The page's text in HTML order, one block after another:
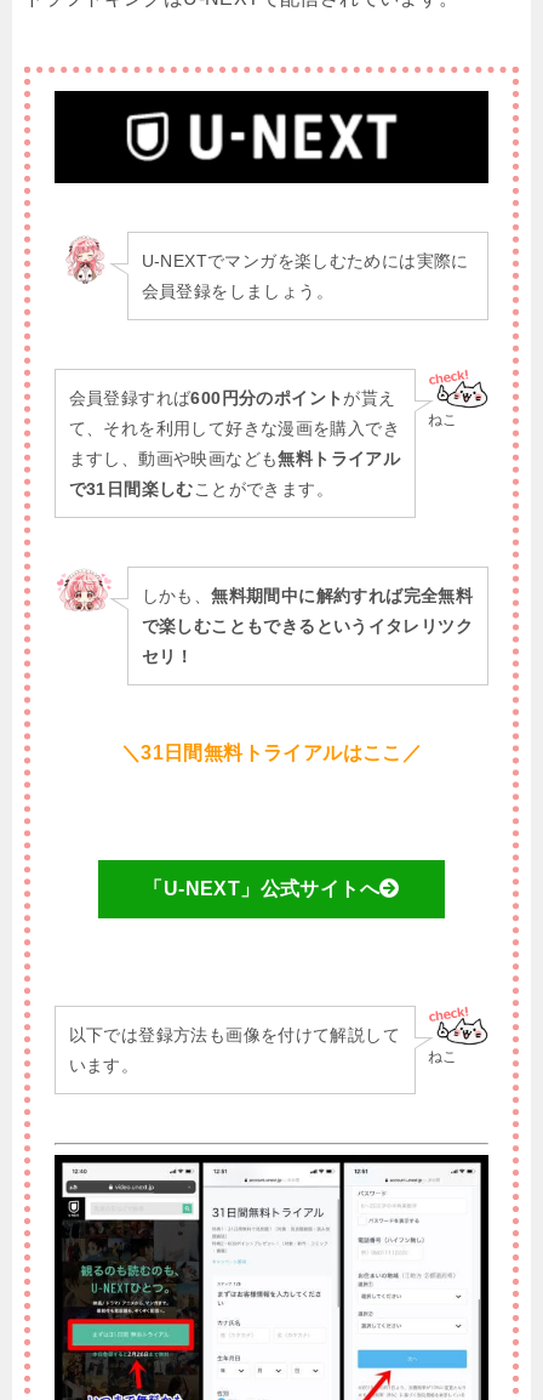
U-NEXTでマンガを楽しむためには実際に
会員登録をしましょう。
ねこ
会員登録すれば600円分のポイント が貰え
て、それを利用して好きな漫画を購入でき
ますし、動画や映画なども無料トライアル
で31日間楽しむことができます。
しかも、無料期間中に解約すれば完全無料
で楽しむこともできるというイタレリツク
セリ！
＼31日間無料トライアルはここ／
「U-NEXT」公式サイトへ
ねこ
以下では登録方法も画像を付けて解説して
います。